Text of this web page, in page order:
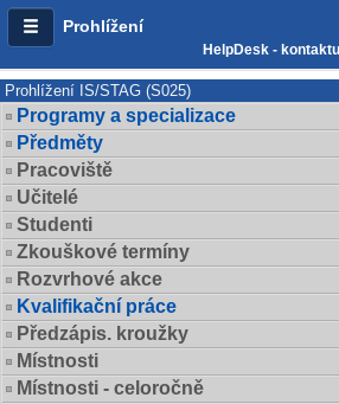
Prohlížení
HelpDesk -
Prohlížení IS/STAG (S025)
Programy a specializace
Předměty
Pracoviště
Učitelé
Studenti
Zkouškové termíny
Rozvrhové akce
Kvalifikační práce
Předzápis. kroužky
Místnosti
Místnosti - celoročně